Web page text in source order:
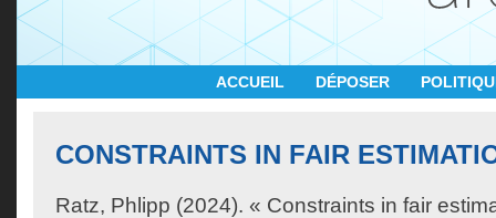
ACCUEIL DÉPOSER
CONSTRAINTS IN FAIR
Ratz, Phlipp (2024). « Constraints in fair